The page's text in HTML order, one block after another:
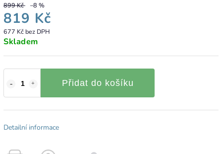
899 Kč –8 %
819 Kč
677 Kč bez DPH
Skladem
Přidat do košíku
Detailní informace